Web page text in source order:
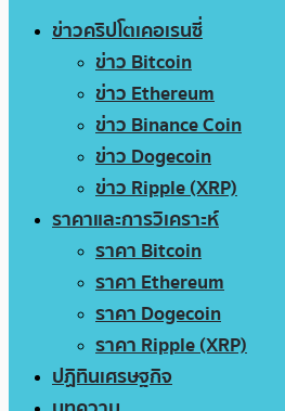
ข่าวคริปโตเคอเรนซี่
ข่าว Bitcoin
ข่าว Ethereum
ข่าว Binance Coin
ข่าว Dogecoin
ข่าว Ripple (XRP)
ราคาและการวิเคราะห์
ราคา Bitcoin
ราคา Ethereum
ราคา Dogecoin
ราคา Ripple (XRP)
ปฏิทินเศรษฐกิจ